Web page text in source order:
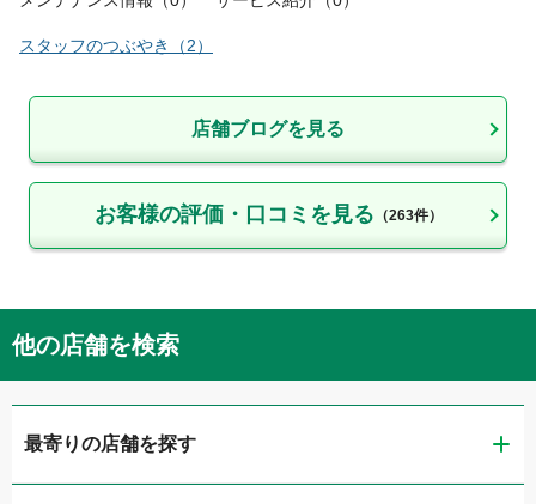
スタッフのつぶやき （2）
店舗ブログを見る
お客様の評価・口コミを見る （263件）
他の店舗を検索
最寄りの店舗を探す